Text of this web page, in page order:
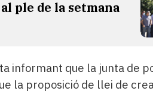
ple de la setmana
informant que la junta de
la proposició de llei de